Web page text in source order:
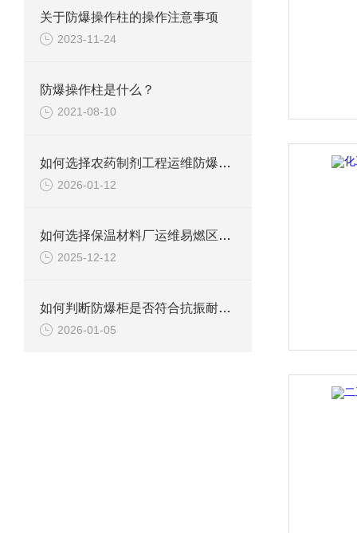
关于防爆操作柱的操作注意事项
2023-11-24
防爆操作柱是什么？
2021-08-10
如何选择农药制剂工程运维防爆区用防爆柜？
2026-01-12
如何选择保温材料厂运维易燃区用防爆柜？
2025-12-12
如何判断防爆柜是否符合抗振耐黏附的要求？
2026-01-05